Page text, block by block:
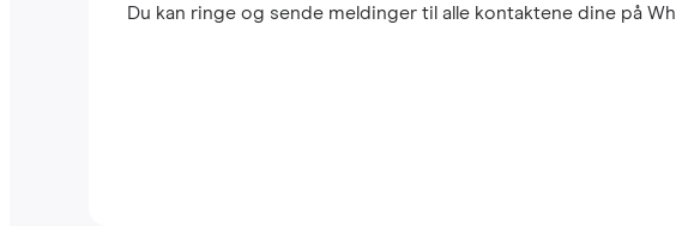
Du kan ringe og sende meldinger til alle kontaktene dine på